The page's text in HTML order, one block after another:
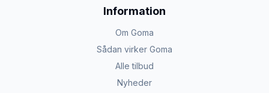
Information
Om Goma
Sådan virker Goma
Alle tilbud
Nyheder